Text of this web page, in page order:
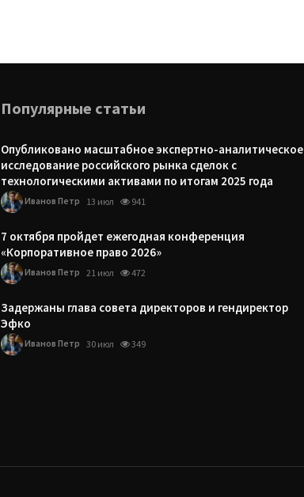
Популярные статьи
Опубликовано масштабное экспертно-аналитическое
исследование российского рынка сделок с
технологическими активами по итогам 2025 года
Иванов Петр 13 июл 941
7 октября пройдет ежегодная конференция
«Корпоративное право 2026»
Иванов Петр 21 июл 472
Задержаны глава совета директоров и гендиректор
Эфко
Иванов Петр 30 июл 349